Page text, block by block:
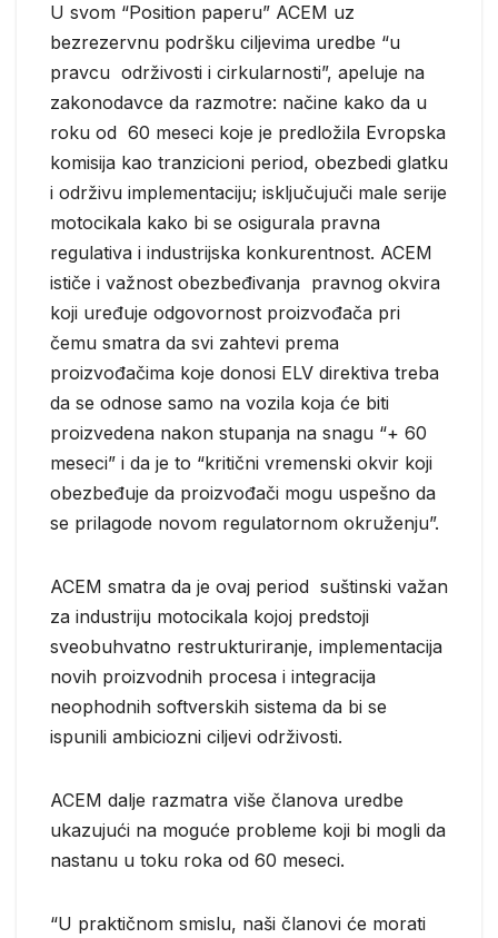
U svom “Position paperu” ACEM uz
bezrezervnu podršku ciljevima uredbe “u
pravcu održivosti i cirkularnosti”, apeluje na
zakonodavce da razmotre: načine kako da u
roku od 60 meseci koje je predložila Evropska
komisija kao tranzicioni period, obezbedi glatku
i održivu implementaciju; isključujuči male serije
motocikala kako bi se osigurala pravna
regulativa i industrijska konkurentnost. ACEM
ističe i važnost obezbeđivanja pravnog okvira
koji uređuje odgovornost proizvođača pri
čemu smatra da svi zahtevi prema
proizvođačima koje donosi ELV direktiva treba
da se odnose samo na vozila koja će biti
proizvedena nakon stupanja na snagu “+ 60
meseci” i da je to “kritični vremenski okvir koji
obezbeđuje da proizvođači mogu uspešno da
se prilagode novom regulatornom okruženju”.
ACEM smatra da je ovaj period suštinski važan
za industriju motocikala kojoj predstoji
sveobuhvatno restrukturiranje, implementacija
novih proizvodnih procesa i integracija
neophodnih softverskih sistema da bi se
ispunili ambiciozni ciljevi održivosti.
ACEM dalje razmatra više članova uredbe
ukazujući na moguće probleme koji bi mogli da
nastanu u toku roka od 60 meseci.
“U praktičnom smislu, naši članovi će morati